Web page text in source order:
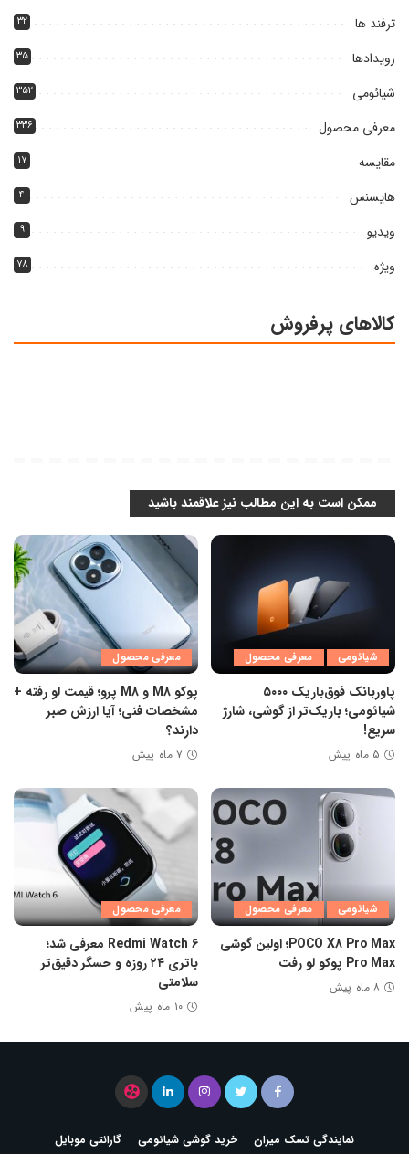
ترفند ها ۳۲
رویدادها ۳۵
شیائومی ۳۵۲
معرفی محصول ۳۳۶
مقایسه ۱۷
هایسنس ۴
ویدیو ۹
ویژه ۷۸
کالاهای پرفروش
ممکن است به این مطالب نیز علاقمند باشید
شیائومی معرفی محصول
پاوربانک فوق‌باریک ۵۰۰۰
شیائومی؛ باریک‌تر از گوشی، شارژ
سریع!
۵ ماه پیش
معرفی محصول
پوکو M8 و M8 پرو؛ قیمت لو رفته +
مشخصات فنی؛ آیا ارزش صبر
دارند؟
۷ ماه پیش
شیائومی معرفی محصول
POCO X8 Pro Max؛ اولین گوشی
Pro Max پوکو لو رفت
۸ ماه پیش
معرفی محصول
Redmi Watch 6 معرفی شد؛
باتری ۲۴ روزه و حسگر دقیق‌تر
سلامتی
۱۰ ماه پیش
نمایندگی تسک میران خرید گوشی شیائومی
گارانتی موبایل